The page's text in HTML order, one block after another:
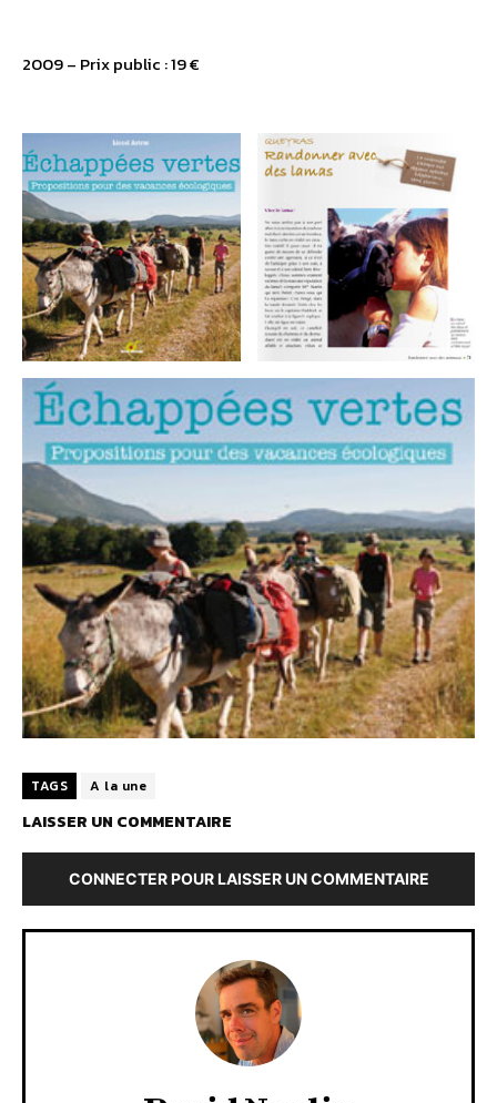
2009 – Prix public : 19 €
TAGS A la une
LAISSER UN COMMENTAIRE
CONNECTER POUR LAISSER UN COMMENTAIRE